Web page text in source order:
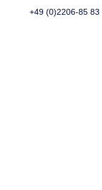
+49 (0)2206-85 83